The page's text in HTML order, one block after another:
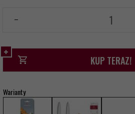
KUP TERAZ!
Warianty